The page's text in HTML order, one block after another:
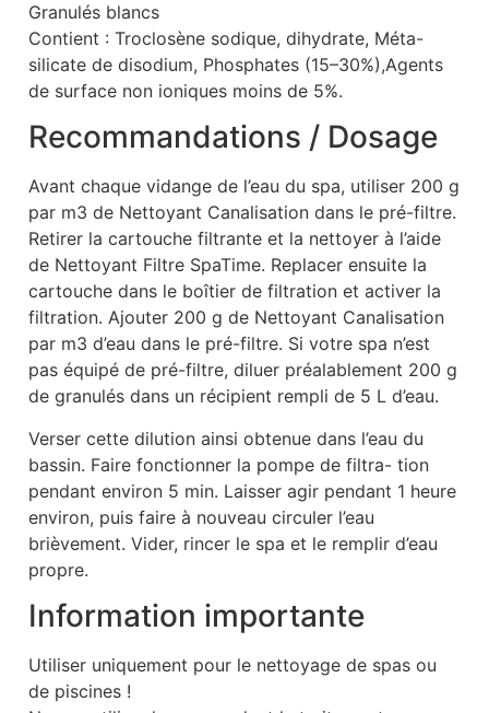
Granulés blancs
Contient : Troclosène sodique, dihydrate, Méta-
silicate de disodium, Phosphates (15–30%),Agents
de surface non ioniques moins de 5%.
Recommandations / Dosage
Avant chaque vidange de l’eau du spa, utiliser 200 g
par m3 de Nettoyant Canalisation dans le pré-filtre.
Retirer la cartouche filtrante et la nettoyer à l’aide
de Nettoyant Filtre SpaTime. Replacer ensuite la
cartouche dans le boîtier de filtration et activer la
filtration. Ajouter 200 g de Nettoyant Canalisation
par m3 d’eau dans le pré-filtre. Si votre spa n’est
pas équipé de pré-filtre, diluer préalablement 200 g
de granulés dans un récipient rempli de 5 L d’eau.
Verser cette dilution ainsi obtenue dans l’eau du
bassin. Faire fonctionner la pompe de filtra- tion
pendant environ 5 min. Laisser agir pendant 1 heure
environ, puis faire à nouveau circuler l’eau
brièvement. Vider, rincer le spa et le remplir d’eau
propre.
Information importante
Utiliser uniquement pour le nettoyage de spas ou
de piscines !